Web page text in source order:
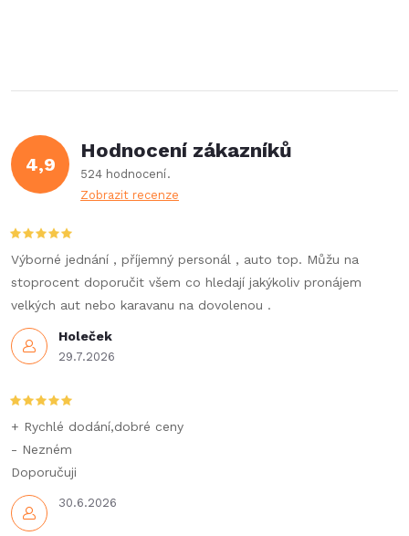
4,9
Hodnocení zákazníků
524 hodnocení
Zobrazit recenze
Holeček
29.7.2026
Výborné jednání , příjemný personál , auto top. Můžu na
stoprocent doporučit všem co hledají jakýkoliv pronájem
velkých aut nebo karavanu na dovolenou .
30.6.2026
+ Rychlé dodání,dobré ceny
- Nezném
Doporučuji